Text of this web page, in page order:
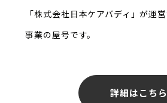
「株式会社日本ケアバディ」が運
事業の屋号です。
詳細はこちら